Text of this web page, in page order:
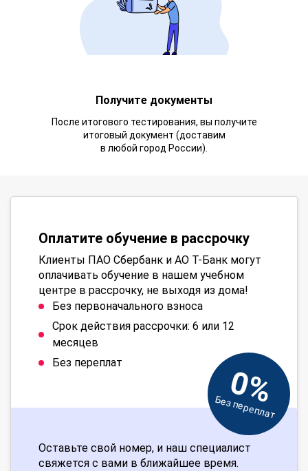
Получите документы
После итогового тестирования, вы получите
итоговый документ (доставим
в любой город России).
Оплатите обучение в рассрочку
Клиенты ПАО Сбербанк и АО Т-Банк могут
оплачивать обучение в нашем учебном
центре в рассрочку, не выходя из дома!
Без первоначального взноса
Срок действия рассрочки: 6 или 12
месяцев
Без переплат
0%
Без переплат
Оставьте свой номер, и наш специалист
свяжется с вами в ближайшее время.